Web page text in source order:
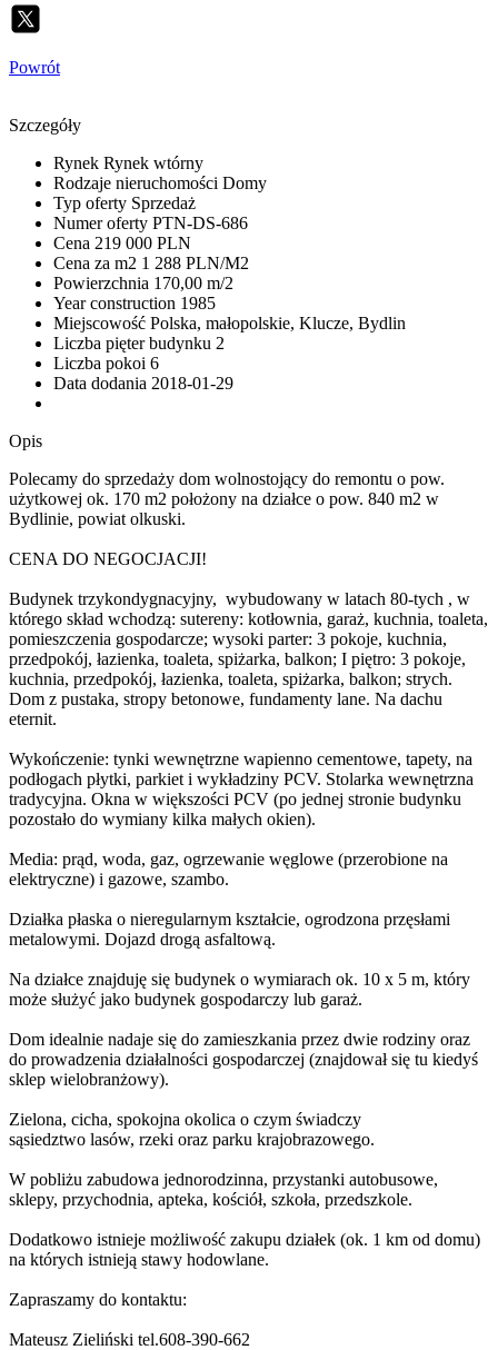
Powrót
Szczegóły
Rynek Rynek wtórny
Rodzaje nieruchomości Domy
Typ oferty Sprzedaż
Numer oferty PTN-DS-686
Cena 219 000 PLN
Cena za m2 1 288 PLN/M2
Powierzchnia 170,00 m/2
Year construction 1985
Miejscowość Polska, małopolskie, Klucze, Bydlin
Liczba pięter budynku 2
Liczba pokoi 6
Data dodania 2018-01-29
Opis
Polecamy do sprzedaży dom wolnostojący do remontu o pow.
użytkowej ok. 170 m2 położony na działce o pow. 840 m2 w
Bydlinie, powiat olkuski.
CENA DO NEGOCJACJI!
Budynek trzykondygnacyjny, wybudowany w latach 80-tych , w
którego skład wchodzą: sutereny: kotłownia, garaż, kuchnia, toaleta,
pomieszczenia gospodarcze; wysoki parter: 3 pokoje, kuchnia,
przedpokój, łazienka, toaleta, spiżarka, balkon; I piętro: 3 pokoje,
kuchnia, przedpokój, łazienka, toaleta, spiżarka, balkon; strych.
Dom z pustaka, stropy betonowe, fundamenty lane. Na dachu
eternit.
Wykończenie: tynki wewnętrzne wapienno cementowe, tapety, na
podłogach płytki, parkiet i wykładziny PCV. Stolarka wewnętrzna
tradycyjna. Okna w większości PCV (po jednej stronie budynku
pozostało do wymiany kilka małych okien).
Media: prąd, woda, gaz, ogrzewanie węglowe (przerobione na
elektryczne) i gazowe, szambo.
Działka płaska o nieregularnym kształcie, ogrodzona przęsłami
metalowymi. Dojazd drogą asfaltową.
Na działce znajduję się budynek o wymiarach ok. 10 x 5 m, który
może służyć jako budynek gospodarczy lub garaż.
Dom idealnie nadaje się do zamieszkania przez dwie rodziny oraz
do prowadzenia działalności gospodarczej (znajdował się tu kiedyś
sklep wielobranżowy).
Zielona, cicha, spokojna okolica o czym świadczy
sąsiedztwo lasów, rzeki oraz parku krajobrazowego.
W pobliżu zabudowa jednorodzinna, przystanki autobusowe,
sklepy, przychodnia, apteka, kościół, szkoła, przedszkole.
Dodatkowo istnieje możliwość zakupu działek (ok. 1 km od domu)
na których istnieją stawy hodowlane.
Zapraszamy do kontaktu:
Mateusz Zieliński tel.608-390-662